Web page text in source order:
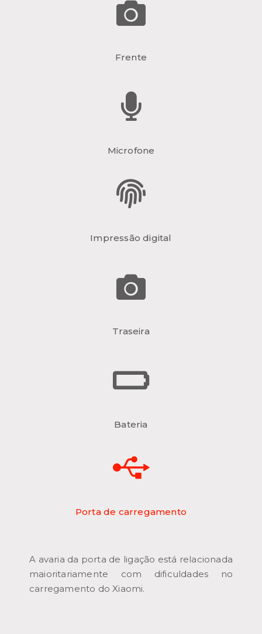
Frente
Microfone
Impressão digital
Traseira
Bateria
Porta de carregamento
A avaria da porta de ligação está relacionada
maioritariamente com dificuldades no
carregamento do Xiaomi.